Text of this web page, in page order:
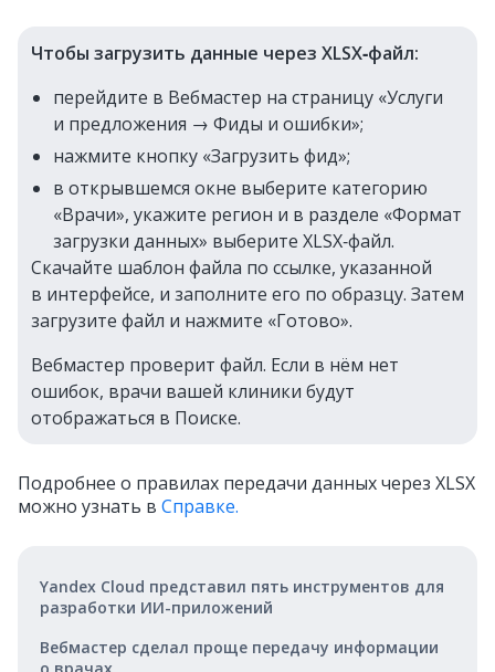
Чтобы загрузить данные через XLSX‑файл:
перейдите в Вебмастер на страницу «Услуги
и предложения → Фиды и ошибки»;
нажмите кнопку «Загрузить фид»;
в открывшемся окне выберите категорию
«Врачи», укажите регион и в разделе «Формат
загрузки данных» выберите XLSX‑файл.
Скачайте шаблон файла по ссылке, указанной
в интерфейсе, и заполните его по образцу. Затем
загрузите файл и нажмите «Готово».
Вебмастер проверит файл. Если в нём нет
ошибок, врачи вашей клиники будут
отображаться в Поиске.
Подробнее о правилах передачи данных через XLSX
можно узнать в Справке.
Yandex Cloud представил пять инструментов для
разработки ИИ-приложений
Вебмастер сделал проще передачу информации